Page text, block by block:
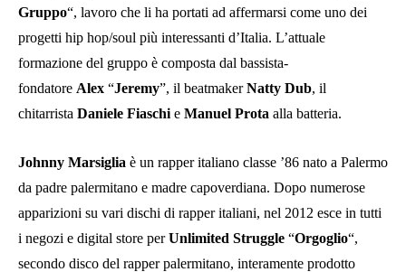
Gruppo“, lavoro che li ha portati ad affermarsi come uno dei
progetti hip hop/soul più interessanti d’Italia. L’attuale
formazione del gruppo è composta dal bassista-
fondatore Alex “Jeremy”, il beatmakerNatty Dub, il
chitarrista Daniele Fiaschi e Manuel Prota alla batteria.
Johnny Marsiglia è un rapper italiano classe ’86 nato a Palermo
da padre palermitano e madre capoverdiana. Dopo numerose
apparizioni su vari dischi di rapper italiani, nel 2012 esce in tutti
i negozi e digital store perUnlimited Struggle “Orgoglio“,
secondo disco del rapper palermitano, interamente prodotto